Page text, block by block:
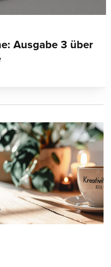
Ausgabe 3 über